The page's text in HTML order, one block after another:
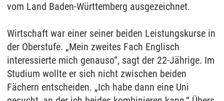
vom Land Baden-Württemberg ausgezeichnet.
Wirtschaft war einer seiner beiden Leistungskurse in
der Oberstufe. „Mein zweites Fach Englisch
interessierte mich genauso“, sagt der 22-Jährige. Im
Studium wollte er sich nicht zwischen beiden
Fächern entscheiden. „Ich habe dann eine Uni